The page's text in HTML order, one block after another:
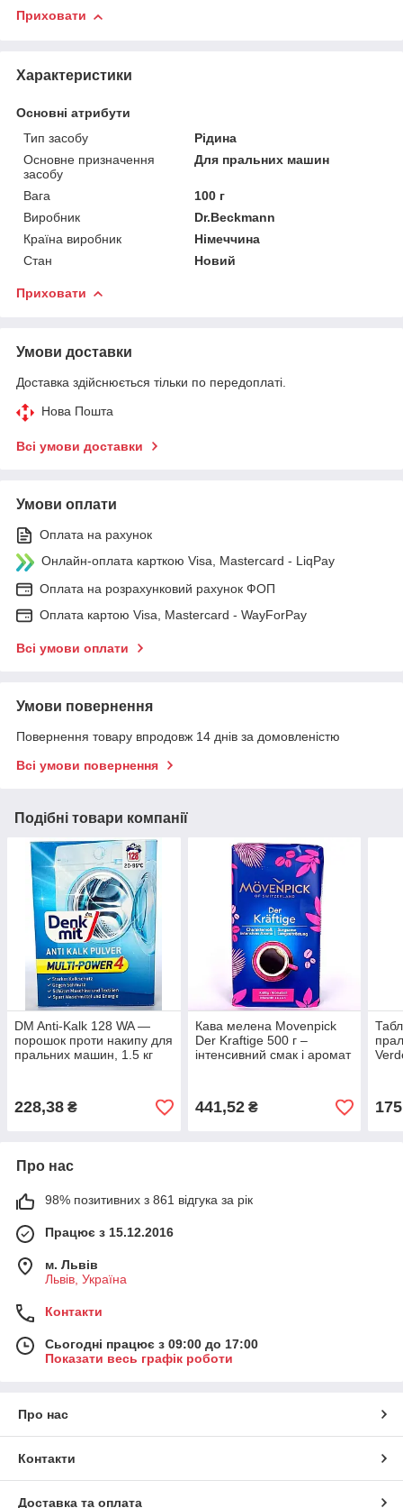
Приховати
Характеристики
Основні атрибути
Тип засобу
Рідина
Основне призначення
засобу
Для пральних машин
Вага
100 г
Виробник
Dr.Beckmann
Країна виробник
Німеччина
Стан
Новий
Приховати
Умови доставки
Доставка здійснюється тільки по передоплаті.
Нова Пошта
Всі умови доставки
Умови оплати
Оплата на рахунок
Онлайн-оплата карткою Visa, Mastercard - LiqPay
Оплата на розрахунковий рахунок ФОП
Оплата картою Visa, Mastercard - WayForPay
Всі умови оплати
Умови повернення
Повернення товару впродовж 14 днів за домовленістю
Всі умови повернення
Подібні товари компанії
DM Anti-Kalk 128 WA —
порошок проти накипу для
пральних машин, 1.5 кг
228,38 ₴
Кава мелена Movenpick
Der Kraftige 500 г –
інтенсивний смак і аромат
441,52₴
Про нас
98% позитивних з 861 відгука за рік
Працює з 15.12.2016
м. Львів
Львів, Україна
Контакти
Сьогодні працює з 09:00 до 17:00
Показати весь графік роботи
Про нас
Контакти
Доставка та оплата